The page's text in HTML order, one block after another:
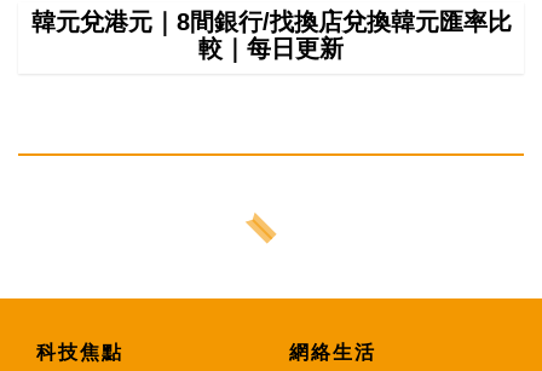
韓元兌港元｜8間銀行/找換店兌換韓元匯率比
較｜每日更新
科技焦點 網絡生活